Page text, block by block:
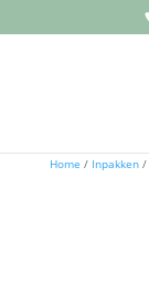
Home / Inpakken/